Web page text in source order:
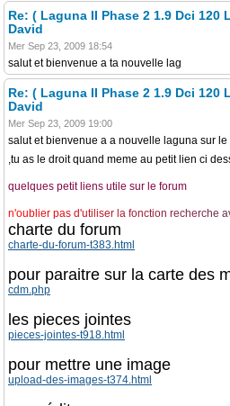
Re: ( Laguna II Phase 2 1.9 Dci 120
David
Mer Sep 23, 2009 18:54
salut et bienvenue a ta nouvelle lag
Re: ( Laguna II Phase 2 1.9 Dci 120
David
Mer Sep 23, 2009 19:00
salut et bienvenue a a nouvelle laguna sur
,tu as le droit quand meme au petit lien ci
quelques petit liens utile sur le forum
n'oub ier pas d'uti iser a fonction recherche a
charte du forum
charte-du-forum-t383.html
pour paraitre sur la carte des
cdm.php
les pieces jointes
pieces-jointes-t918.html
pour mettre une image
upload-des-images-t374.html